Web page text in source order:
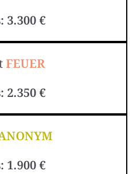
3.300 €
FEUER
2.350 €
1.900 €